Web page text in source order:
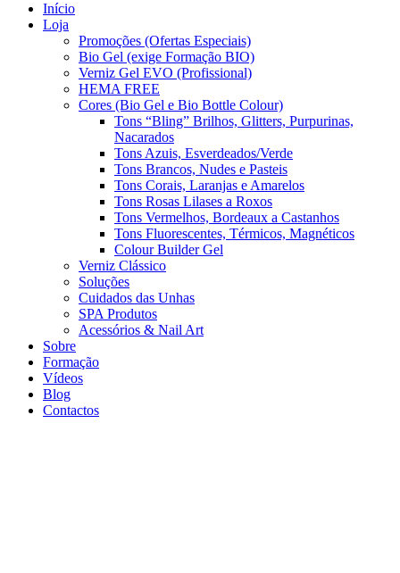
Início
Loja
Promoções (Ofertas Especiais)
Bio Gel (exige Formação BIO)
Verniz Gel EVO (Profissional)
HEMA FREE
Cores (Bio Gel e Bio Bottle Colour)
Tons “Bling” Brilhos, Glitters, Purpurinas,
Nacarados
Tons Azuis, Esverdeados/Verde
Tons Brancos, Nudes e Pasteis
Tons Corais, Laranjas e Amarelos
Tons Rosas Lilases a Roxos
Tons Vermelhos, Bordeaux a Castanhos
Tons Fluorescentes, Térmicos, Magnéticos
Colour Builder Gel
Verniz Clássico
Soluções
Cuidados das Unhas
SPA Produtos
Acessórios & Nail Art
Sobre
Formação
Vídeos
Blog
Contactos